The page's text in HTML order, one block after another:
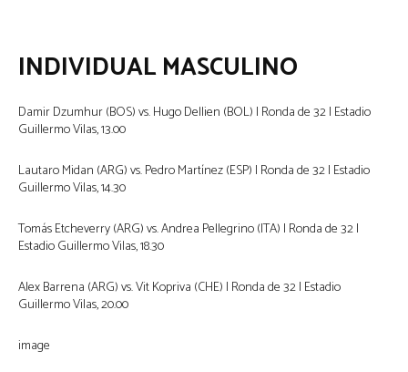
INDIVIDUAL MASCULINO
Damir Dzumhur (BOS) vs. Hugo Dellien (BOL) | Ronda de 32 | Estadio
Guillermo Vilas, 13.00
Lautaro Midan (ARG) vs. Pedro Martínez (ESP) | Ronda de 32 | Estadio
Guillermo Vilas, 14.30
Tomás Etcheverry (ARG) vs. Andrea Pellegrino (ITA) | Ronda de 32 |
Estadio Guillermo Vilas, 18.30
Alex Barrena (ARG) vs. Vit Kopriva (CHE) | Ronda de 32 | Estadio
Guillermo Vilas, 20.00
image